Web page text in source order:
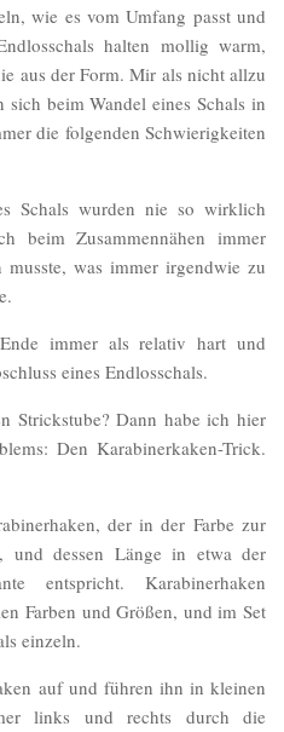
wie es vom Umfang passt und
halten mollig warm,
aus der Form. Mir als nicht allzu
beim Wandel eines Schals in
die folgenden Schwierigkeiten
Schals wurden nie so wirklich
beim Zusammennähen immer
was immer irgendwie zu
immer als relativ hart und
eines Endlosschals.
Strickstube? Dann habe ich hier
Den Karabinerkaken-Trick.
der in der Farbe zur
und dessen Länge in etwa der
entspricht. Karabinerhaken
Farben und Größen, und im Set
einzeln.
auf und führen ihn in kleinen
links und rechts durch die